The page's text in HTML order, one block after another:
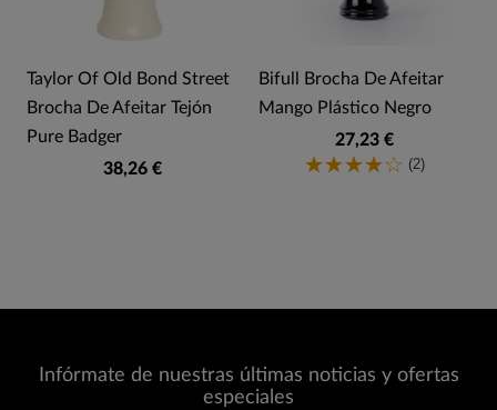
Taylor Of Old Bond Street
Brocha De Afeitar Tejón
Pure Badger
38,26 €
Bifull Brocha De Afeitar
Mango Plástico Negro
27,23 €
(2)
Infórmate de nuestras últimas noticias y ofertas
especiales